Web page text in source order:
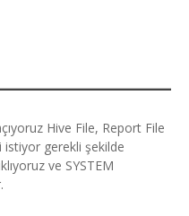
Hive File, Report File
gerekli şekilde
ve SYSTEM